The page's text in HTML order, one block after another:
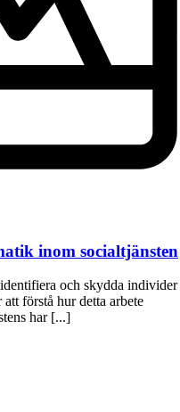
inom socialtjänsten
och skydda individer
förstå hur detta arbete
har [...]